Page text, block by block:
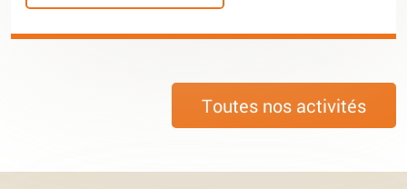
Toutes nos activités